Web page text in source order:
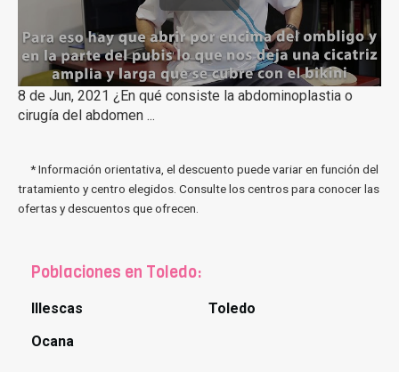
8 de Jun, 2021 ¿En qué consiste la abdominoplastia o
cirugía del abdomen ...
* Información orientativa, el descuento puede variar en función del
tratamiento y centro elegidos. Consulte los centros para conocer las
ofertas y descuentos que ofrecen.
Poblaciones en Toledo:
Illescas
Ocana
Toledo